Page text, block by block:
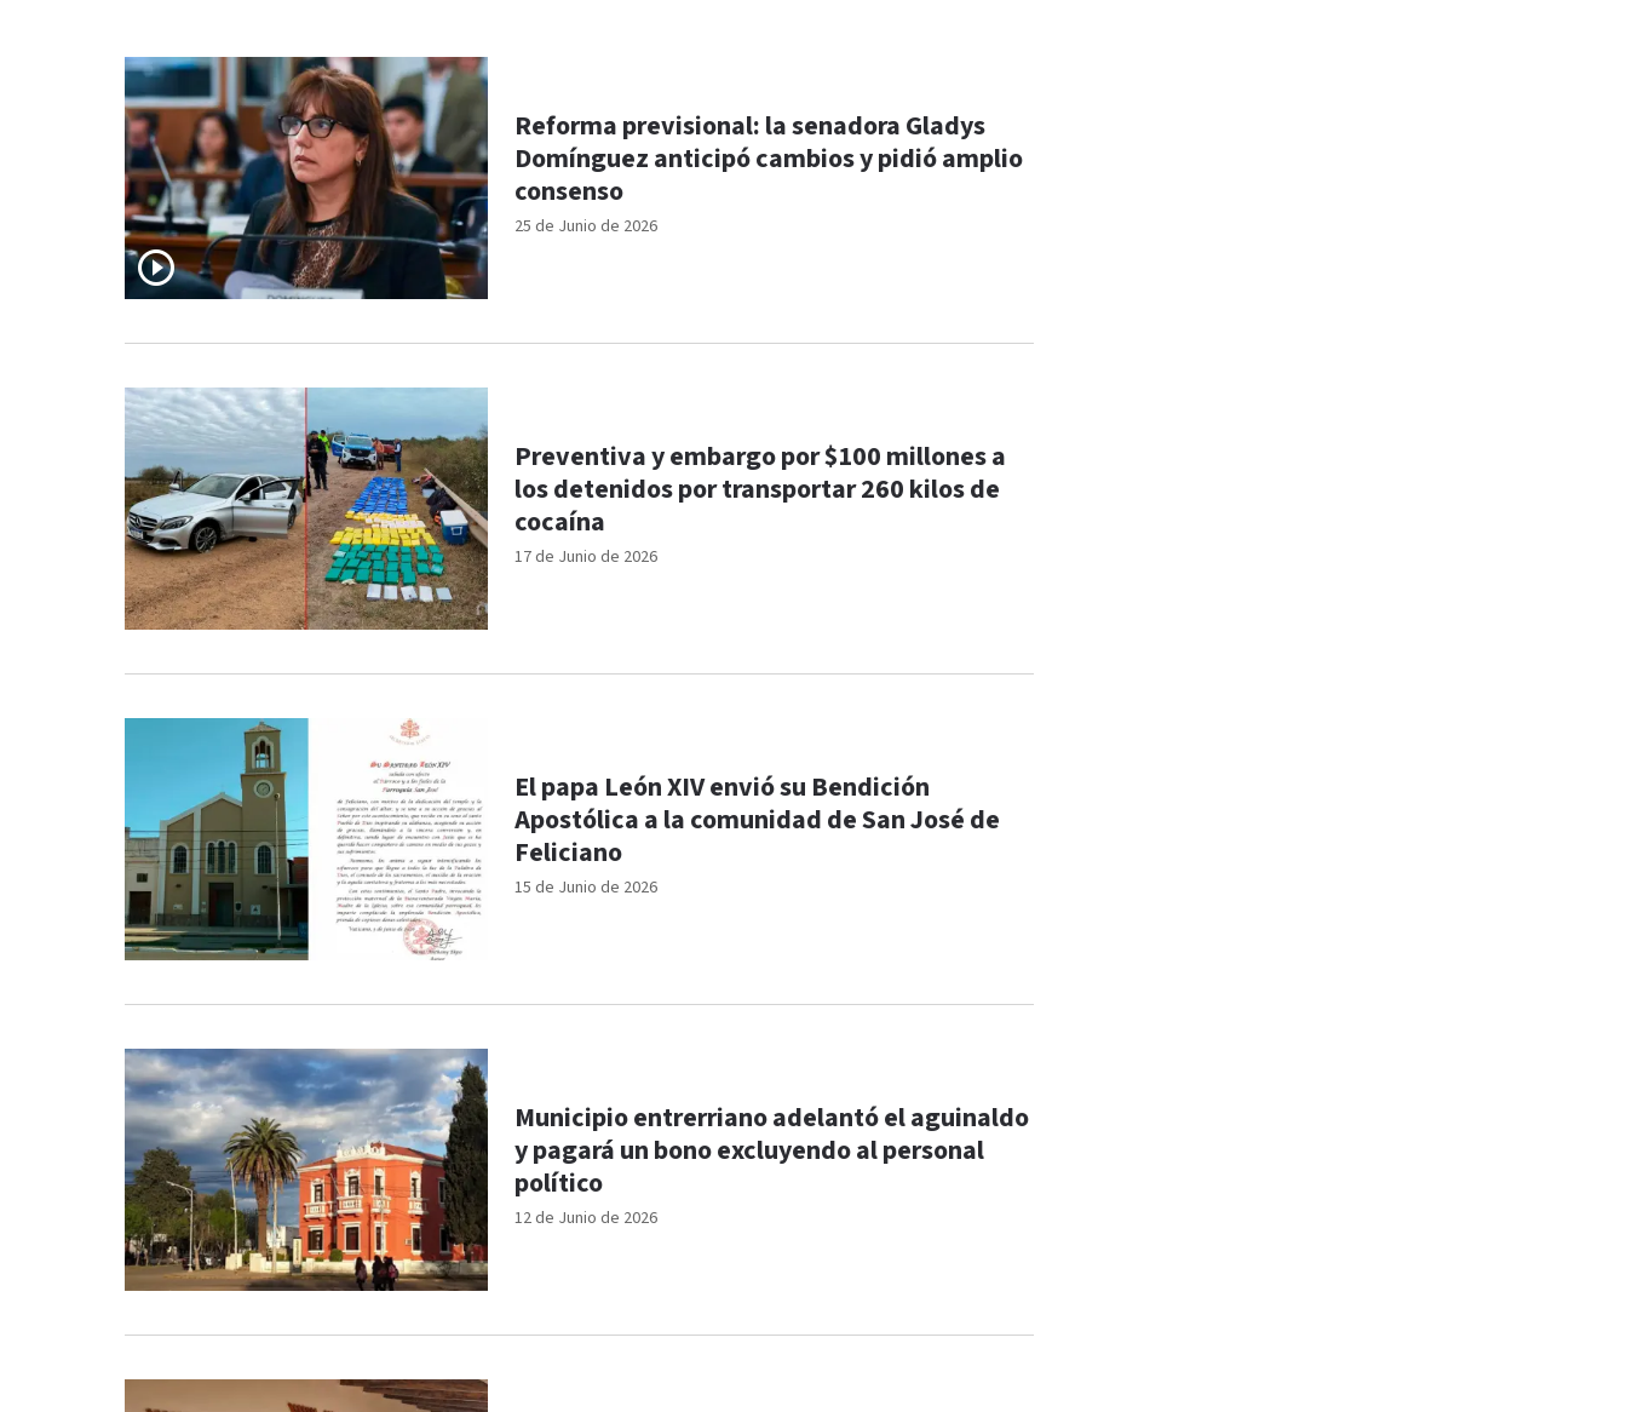
25 de Junio de 2026
Reforma previsional: la senadora Gladys
Domínguez anticipó cambios y pidió amplio
consenso
17 de Junio de 2026
Preventiva y embargo por $100 millones a
los detenidos por transportar 260 kilos de
cocaína
15 de Junio de 2026
El papa León XIV envió su Bendición
Apostólica a la comunidad de San José de
Feliciano
12 de Junio de 2026
Municipio entrerriano adelantó el aguinaldo
y pagará un bono excluyendo al personal
político